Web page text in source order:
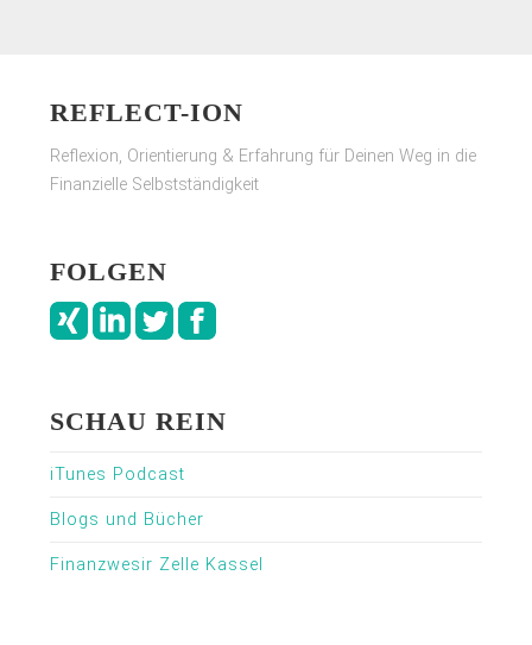
REFLECT-ION
Reflexion, Orientierung & Erfahrung für Deinen Weg in die
Finanzielle Selbstständigkeit
FOLGEN
SCHAU REIN
iTunes Podcast
Blogs und Bücher
Finanzwesir Zelle Kassel